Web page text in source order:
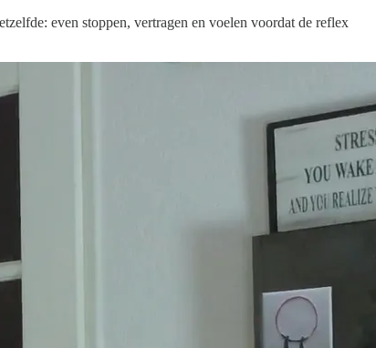
even stoppen, vertragen en voelen voordat de reflex